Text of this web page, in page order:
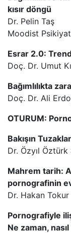
kısır döngü
Dr. Pelin Taş
Moodist
Esrar 2.0:
Doç. Dr. Umut
Bağımlılıkta
Doç. Dr. Ali
OTURUM:
Bakışın
Dr. Özyıl Öztürk
Mahrem tarih:
pornografinin
Dr. Hakan Tokur
Pornografiyle
Ne zaman,